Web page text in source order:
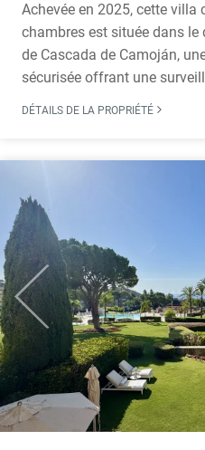
Achevée en 2025, cette villa
chambres est située dans
de Cascada de Camoján,
sécurisée offrant une
DÉTAILS DE LA PROPRIÉTÉ
Previous